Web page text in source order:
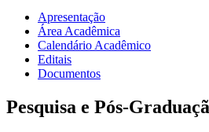
Apresentação
Área Acadêmica
Calendário Acadêmico
Editais
Documentos
Pesquisa e Pós-